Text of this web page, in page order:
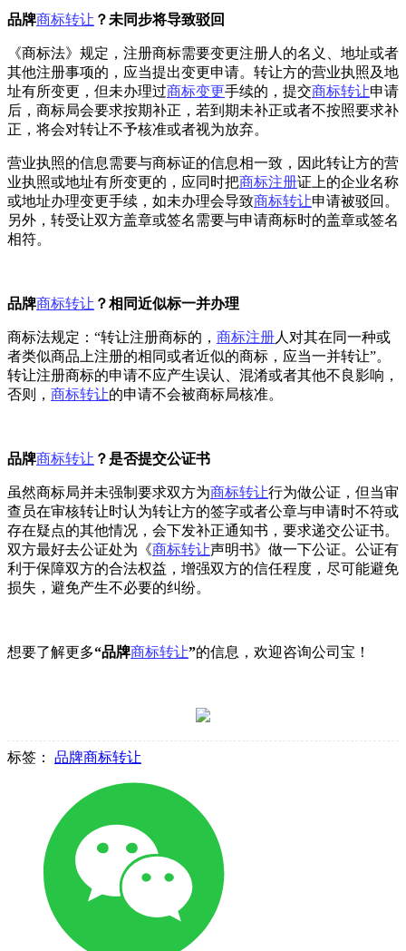
品牌商标转让 ？未同步将导致驳回
《商标法》规定，注册商标需要变更注册人的名义、地址或者
其他注册事项的，应当提出变更申请。转让方的营业执照及地
址有所变更，但未办理过商标变更手续的，提交商标转让申请
后，商标局会要求按期补正，若到期未补正或者不按照要求补
正，将会对转让不予核准或者视为放弃。
营业执照的信息需要与商标证的信息相一致，因此转让方的营
业执照或地址有所变更的，应同时把商标注册证上的企业名称
或地址办理变更手续，如未办理会导致商标转让申请被驳回。
另外，转受让双方盖章或签名需要与申请商标时的盖章或签名
相符。
品牌商标转让 ？相同近似标一并办理
商标法规定：“转让注册商标的， 商标注册人对其在同一种或
者类似商品上注册的相同或者近似的商标，应当一并转让”。
转让注册商标的申请不应产生误认、混淆或者其他不良影响，
否则， 商标转让的申请不会被商标局核准。
品牌商标转让 ？是否提交公证书
虽然商标局并未强制要求双方为商标转让行为做公证，但当审
查员在审核转让时认为转让方的签字或者公章与申请时不符或
存在疑点的其他情况，会下发补正通知书，要求递交公证书。
双方最好去公证处为《商标转让声明书》做一下公证。公证有
利于保障双方的合法权益，增强双方的信任程度，尽可能避免
损失，避免产生不必要的纠纷。
想要了解更多“品牌商标转让”的信息，欢迎咨询公司宝！
标签： 品牌商标转让